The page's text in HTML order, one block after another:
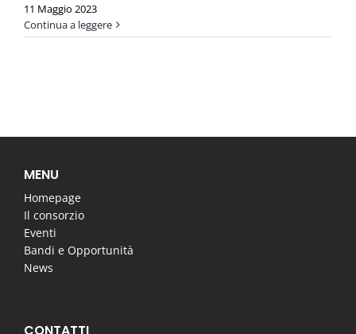
11 Maggio 2023
Continua a leggere
MENU
Homepage
Il consorzio
Eventi
Bandi e Opportunità
News
CONTATTI